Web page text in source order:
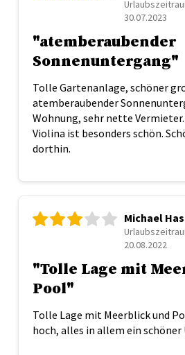
30.07.2023
"atemberaubender
Sonnenuntergang"
Tolle Gartenanlage, schöner
atemberaubender
Wohnung, sehr nette
Violina ist besonders schön.
dorthin.
Michael
20.08.2022
"Tolle Lage mit
Pool"
Tolle Lage mit Meerblick und
hoch, alles in allem ein schöner